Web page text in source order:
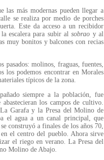
las más modernas pueden llegar a
se realiza por medio de porches
Este da acceso a un recibidor
la escalera para subir alsobrao y al
muy bonitos y balcones con recias
pasados: molinos, fraguas, fuentes,
los podemos encontrar en Morales
típicos de la zona.
siempre a la población, fue
los campos de cultivo.
Garafa y la Presa del Molino de
el agua a un canal principal, que
construyó a finales de los años 70,
el centro del pueblo. Ahora sirve
el riego en verano. La Presa del
Molino de Abajo.